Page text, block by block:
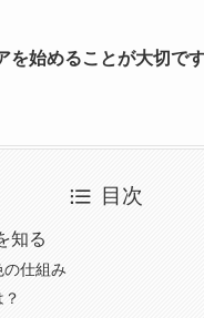
始めることが大切です
目次
知る
の仕組み